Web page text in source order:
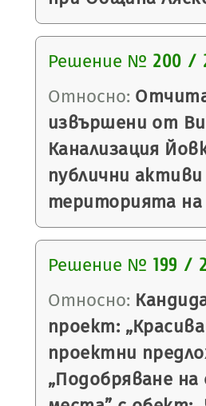
Решение № 200 /
Относно:
извършени от
Канализация
публични
територията на
Решение № 199 /
Относно:
проект:
проектни
„Подобряване